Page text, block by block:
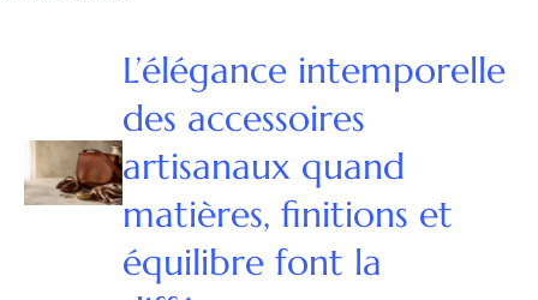
L’élégance intemporelle
des accessoires
artisanaux quand
matières, finitions et
équilibre font la